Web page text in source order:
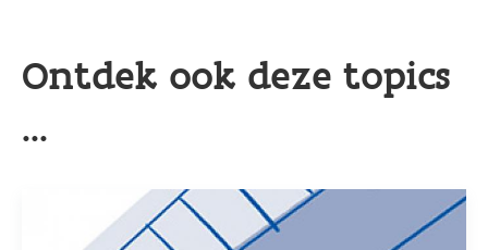
Ontdek ook deze topics
...